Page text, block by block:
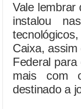
Vale lembrar
instalou
Caixa,
Federal
mais com
destinado a